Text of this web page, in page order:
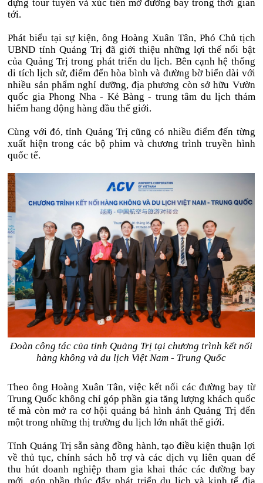
dựng tour tuyến và xúc tiến mở đường bay trong thời gian
tới.
Phát biểu tại sự kiện, ông Hoàng Xuân Tân, Phó Chủ tịch
UBND tỉnh Quảng Trị đã giới thiệu những lợi thế nổi bật
của Quảng Trị trong phát triển du lịch. Bên cạnh hệ thống
di tích lịch sử, điểm đến hòa bình và đường bờ biển dài với
nhiều sản phẩm nghỉ dưỡng, địa phương còn sở hữu Vườn
quốc gia Phong Nha - Kẻ Bàng - trung tâm du lịch thám
hiểm hang động hàng đầu thế giới.
Cùng với đó, tỉnh Quảng Trị cũng có nhiều điểm đến từng
xuất hiện trong các bộ phim và chương trình truyền hình
quốc tế.
Đoàn công tác của tỉnh Quảng Trị tại chương trình kết nối
hàng không và du lịch Việt Nam - Trung Quốc
Theo ông Hoàng Xuân Tân, việc kết nối các đường bay từ
Trung Quốc không chỉ góp phần gia tăng lượng khách quốc
tế mà còn mở ra cơ hội quảng bá hình ảnh Quảng Trị đến
một trong những thị trường du lịch lớn nhất thế giới.
Tỉnh Quảng Trị sẵn sàng đồng hành, tạo điều kiện thuận lợi
về thủ tục, chính sách hỗ trợ và các dịch vụ liên quan để
thu hút doanh nghiệp tham gia khai thác các đường bay